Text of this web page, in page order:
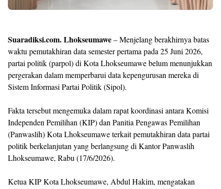
Suaradiksi.com. Lhokseumawe– Menjelang berakhirnya batas
waktu pemutakhiran data semester pertama pada 25 Juni 2026,
partai politik (parpol) di Kota Lhokseumawe belum menunjukkan
pergerakan dalam memperbarui data kepengurusan mereka di
Sistem Informasi Partai Politik (Sipol).
Fakta tersebut mengemuka dalam rapat koordinasi antara Komisi
Independen Pemilihan (KIP) dan Panitia Pengawas Pemilihan
(Panwaslih) Kota Lhokseumawe terkait pemutakhiran data partai
politik berkelanjutan yang berlangsung di Kantor Panwaslih
Lhokseumawe, Rabu (17/6/2026).
Ketua KIP Kota Lhokseumawe, Abdul Hakim, mengatakan